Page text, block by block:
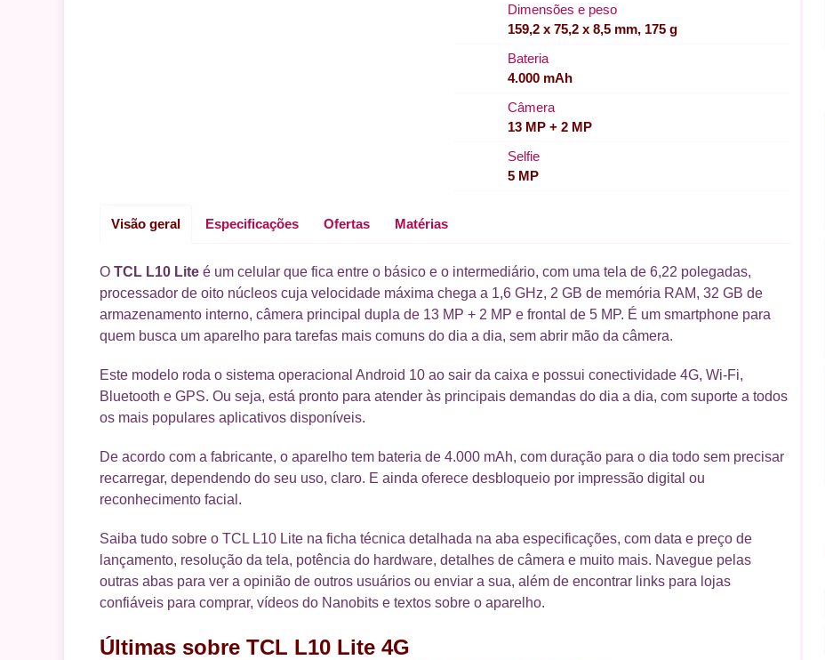
Dimensões e peso
159,2 x 75,2 x 8,5 mm, 175 g
Bateria
4.000 mAh
Câmera
13 MP + 2 MP
Selfie
5 MP
Visão geral Especificações Ofertas Matérias
O TCL L10 Lite é um celular que fica entre o básico e o intermediário, com uma tela de 6,22 polegadas,
processador de oito núcleos cuja velocidade máxima chega a 1,6 GHz, 2 GB de memória RAM, 32 GB de
armazenamento interno, câmera principal dupla de 13 MP + 2 MP e frontal de 5 MP. É um smartphone para
quem busca um aparelho para tarefas mais comuns do dia a dia, sem abrir mão da câmera.
Este modelo roda o sistema operacional Android 10 ao sair da caixa e possui conectividade 4G, Wi-Fi,
Bluetooth e GPS. Ou seja, está pronto para atender às principais demandas do dia a dia, com suporte a todos
os mais populares aplicativos disponíveis.
De acordo com a fabricante, o aparelho tem bateria de 4.000 mAh, com duração para o dia todo sem precisar
recarregar, dependendo do seu uso, claro. E ainda oferece desbloqueio por impressão digital ou
reconhecimento facial.
Saiba tudo sobre o TCL L10 Lite na ficha técnica detalhada na aba especificações, com data e preço de
lançamento, resolução da tela, potência do hardware, detalhes de câmera e muito mais. Navegue pelas
outras abas para ver a opinião de outros usuários ou enviar a sua, além de encontrar links para lojas
confiáveis para comprar, vídeos do Nanobits e textos sobre o aparelho.
Últimas sobre TCL L10 Lite 4G